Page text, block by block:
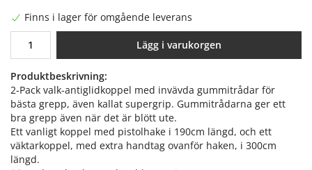
Finns i lager för omgående leverans
Lägg i varukorgen
Produktbeskrivning:
2-Pack valk-antiglidkoppel med invävda gummitrådar för
bästa grepp, även kallat supergrip. Gummitrådarna ger ett
bra grepp även när det är blött ute.
Ett vanligt koppel med pistolhake i 190cm längd, och ett
väktarkoppel, med extra handtag ovanför haken, i 300cm
längd.